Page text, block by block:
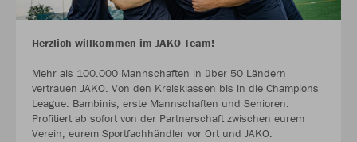
Herzlich willkommen im JAKO Team!
Mehr als 100.000 Mannschaften in über 50 Ländern
vertrauen JAKO. Von den Kreisklassen bis in die Champions
League. Bambinis, erste Mannschaften und Senioren.
Profitiert ab sofort von der Partnerschaft zwischen eurem
Verein, eurem Sportfachhändler vor Ort und JAKO.